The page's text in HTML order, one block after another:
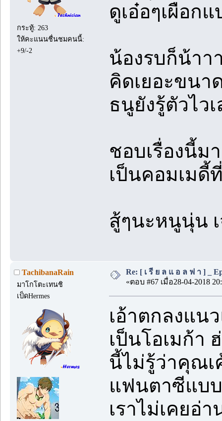
กระทู้: 263
ให้คะแนนชื่นชมคนนี้:
+9/-2
ดูเอ๋อๆเผือก
น้องรบก็น้าา
คิดเยอะขนา
ธนูยังรู้ตัวไว
ชอบเรื่องนี้ม
เป็นคอมเมดี้
สู้ๆนะหนูนุ่น
TachibanaRain
มาโกโตะเทนชิ
เป็ดHermes
Re: [ เ รี ย ล แ อ ล ฟ า ] _
«ตอบ #67 เมื่อ28-04-2018
เอ้าตกลงแน
เป็นโอเมก้า
นี้ไม่รู้ว่าคุณเ
แฟนตาซีแบ
เราไม่เคยอ่